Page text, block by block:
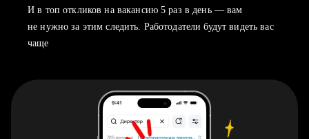
И в топ откликов на вакансию 5 раз в день — вам
не нужно за этим следить. Работодатели будут видеть вас
чаще